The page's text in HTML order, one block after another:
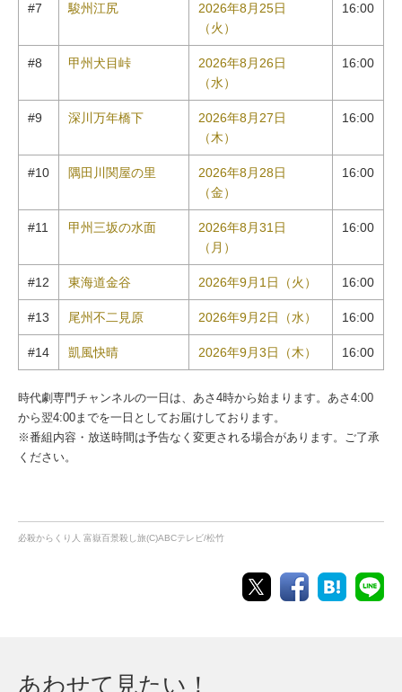
#7 駿州江尻
2026年8月25日
（火）
16:00
#8 甲州犬目峠
2026年8月26日
（水）
16:00
#9 深川万年橋下
2026年8月27日
（木）
16:00
#10 隅田川関屋の里
2026年8月28日
（金）
16:00
#11 甲州三坂の水面
2026年8月31日
（月）
16:00
#12 東海道金谷 2026年9月1日（火） 16:00
#13 尾州不二見原 2026年9月2日（水） 16:00
#14 凱風快晴 2026年9月3日（木） 16:00
時代劇専門チャンネルの一日は、あさ4時から始まります。あさ4:00
から翌4:00までを一日としてお届けしております。
※番組内容・放送時間は予告なく変更される場合があります。ご了承
ください。
必殺からくり人 富嶽百景殺し旅(C)ABCテレビ/松竹
あわせて見たい！